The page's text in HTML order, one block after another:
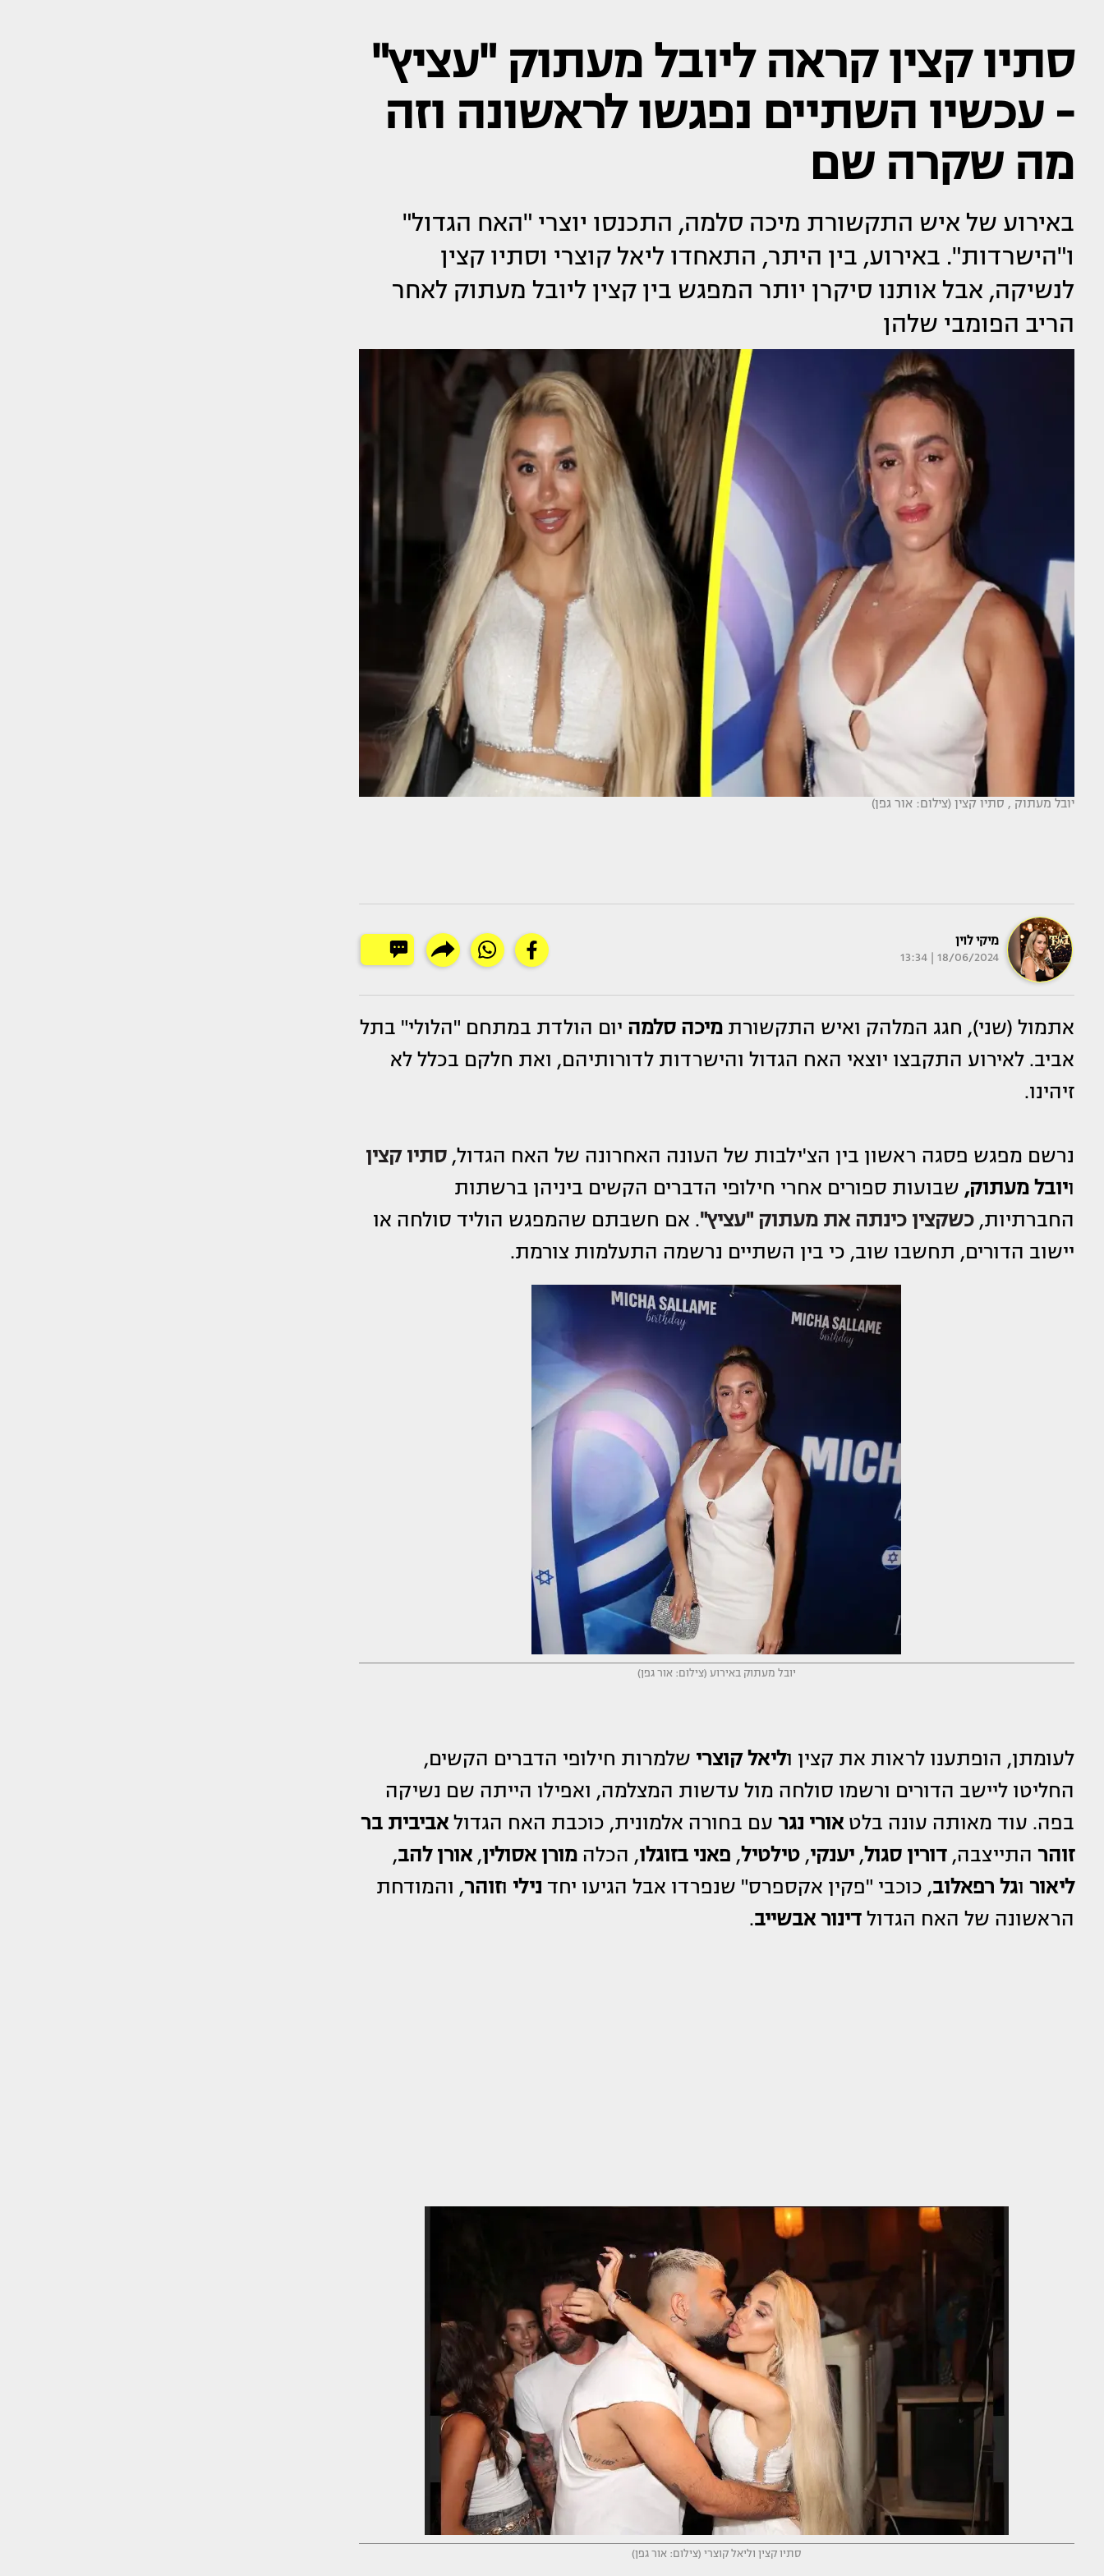
סתיו קצין קראה ליובל מעתוק "עציץ"
- עכשיו השתיים נפגשו לראשונה וזה
מה שקרה שם
באירוע של איש התקשורת מיכה סלמה, התכנסו יוצרי "האח הגדול"
ו"הישרדות". באירוע, בין היתר, התאחדו ליאל קוצרי וסתיו קצין
לנשיקה, אבל אותנו סיקרן יותר המפגש בין קצין ליובל מעתוק לאחר
הריב הפומבי שלהן
יובל מעתוק , סתיו קצין (צילום: אור גפן)
מיקי לוין
18/06/2024 | 13:34
אתמול (שני), חגג המלהק ואיש התקשורת מיכה סלמה יום הולדת במתחם "הלולי" בתל
אביב. לאירוע התקבצו יוצאי האח הגדול והישרדות לדורותיהם, ואת חלקם בכלל לא
זיהינו.
נרשם מפגש פסגה ראשון בין הצ'ילבות של העונה האחרונה של האח הגדול, סתיו קצין
ויובל מעתוק, שבועות ספורים אחרי חילופי הדברים הקשים ביניהן ברשתות
החברתיות,כשקצין כינתה את מעתוק "עציץ". אם חשבתם שהמפגש הוליד סולחה או
יישוב הדורים, תחשבו שוב, כי בין השתיים נרשמה התעלמות צורמת.
יובל מעתוק באירוע (צילום: אור גפן)
לעומתן, הופתענו לראות את קצין וליאל קוצרי שלמרות חילופי הדברים הקשים,
החליטו ליישב הדורים ורשמו סולחה מול עדשות המצלמה, ואפילו הייתה שם נשיקה
בפה. עוד מאותה עונה בלטאורי נגר עם בחורה אלמונית, כוכבת האח הגדולאביבית בר
זוהר התייצבה,דורין סגול,יענקי,טילטיל, פאני בזוגלו, הכלהמורן אסולין, אורן להב,
ליאור וגל רפאלוב, כוכבי "פקין אקספרס" שנפרדו אבל הגיעו יחד נילי וזוהר, והמודחת
הראשונה של האח הגדול דינור אבשייב.
סתיו קצין וליאל קוצרי (צילום: אור גפן)